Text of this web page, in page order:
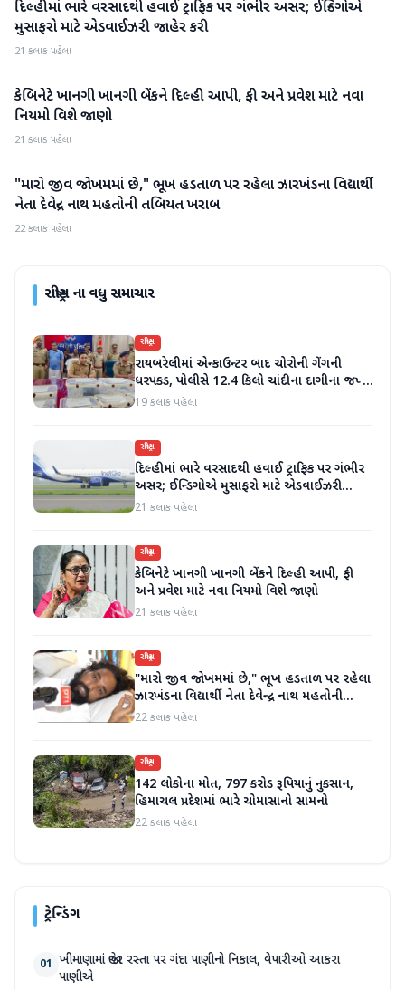
રાષ્ટ્રીય
દિલ્હીમાં ભારે વરસાદથી હવાઈ ટ્રાફિક પર ગંભીર અસર; ઈન્ડિગોએ
મુસાફરો માટે એડવાઈઝરી જાહેર કરી
21 કલાક પહેલા
રાષ્ટ્રીય
કેબિનેટે ખાનગી ખાનગી બેંકને દિલ્હી આપી, ફી અને પ્રવેશ માટે નવા
નિયમો વિશે જાણો
21 કલાક પહેલા
રાષ્ટ્રીય
"મારો જીવ જોખમમાં છે," ભૂખ હડતાળ પર રહેલા ઝારખંડના વિદ્યાર્થી
નેતા દેવેન્દ્ર નાથ મહતોની તબિયત ખરાબ
22 કલાક પહેલા
રાષ્ટ્રીયના વધુ સમાચાર
રાષ્ટ્રીય
રાયબરેલીમાં એન્કાઉન્ટર બાદ ચોરોની ગેંગની
ધરપકડ, પોલીસે 12.4 કિલો ચાંદીના દાગીના જપ્ત
કર્યા
19 કલાક પહેલા
રાષ્ટ્રીય
દિલ્હીમાં ભારે વરસાદથી હવાઈ ટ્રાફિક પર ગંભીર
અસર; ઈન્ડિગોએ મુસાફરો માટે એડવાઈઝરી
જાહેર કરી
21 કલાક પહેલા
રાષ્ટ્રીય
કેબિનેટે ખાનગી ખાનગી બેંકને દિલ્હી આપી, ફી
અને પ્રવેશ માટે નવા નિયમો વિશે જાણો
21 કલાક પહેલા
રાષ્ટ્રીય
"મારો જીવ જોખમમાં છે," ભૂખ હડતાળ પર રહેલા
ઝારખંડના વિદ્યાર્થી નેતા દેવેન્દ્ર નાથ મહતોની
તબિયત ખરાબ
22 કલાક પહેલા
રાષ્ટ્રીય
142 લોકોના મોત, 797 કરોડ રૂપિયાનું નુકસાન,
હિમાચલ પ્રદેશમાં ભારે ચોમાસાનો સામનો
22 કલાક પહેલા
ટ્રેન્ડિંગ
01 ખીમાણામાં જાહેર રસ્તા પર ગંદા પાણીનો નિકાલ, વેપારીઓ આકરા
પાણીએ